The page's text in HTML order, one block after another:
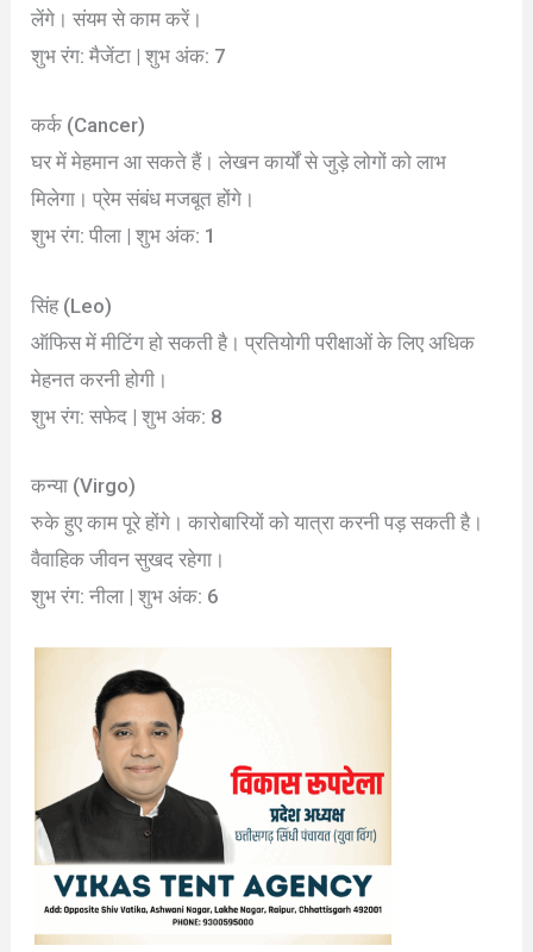
लेंगे। संयम से काम करें।
शुभ रंग: मैजेंटा | शुभ अंक: 7
कर्क (Cancer)
घर में मेहमान आ सकते हैं। लेखन कार्यों से जुड़े लोगों को लाभ
मिलेगा। प्रेम संबंध मजबूत होंगे।
शुभ रंग: पीला | शुभ अंक: 1
सिंह (Leo)
ऑफिस में मीटिंग हो सकती है। प्रतियोगी परीक्षाओं के लिए अधिक
मेहनत करनी होगी।
शुभ रंग: सफेद | शुभ अंक: 8
कन्या (Virgo)
रुके हुए काम पूरे होंगे। कारोबारियों को यात्रा करनी पड़ सकती है।
वैवाहिक जीवन सुखद रहेगा।
शुभ रंग: नीला | शुभ अंक: 6